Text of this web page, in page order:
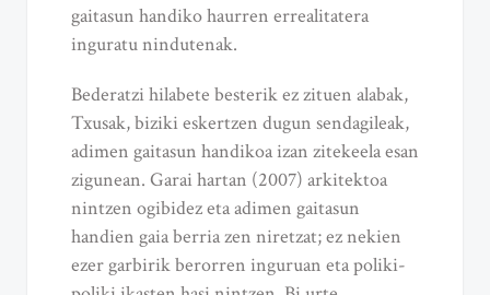
gaitasun handiko haurren errealitatera
inguratu nindutenak.
Bederatzi hilabete besterik ez zituen alabak,
Txusak, biziki eskertzen dugun sendagileak,
adimen gaitasun handikoa izan zitekeela esan
zigunean. Garai hartan (2007) arkitektoa
nintzen ogibidez eta adimen gaitasun
handien gaia berria zen niretzat; ez nekien
ezer garbirik berorren inguruan eta poliki-